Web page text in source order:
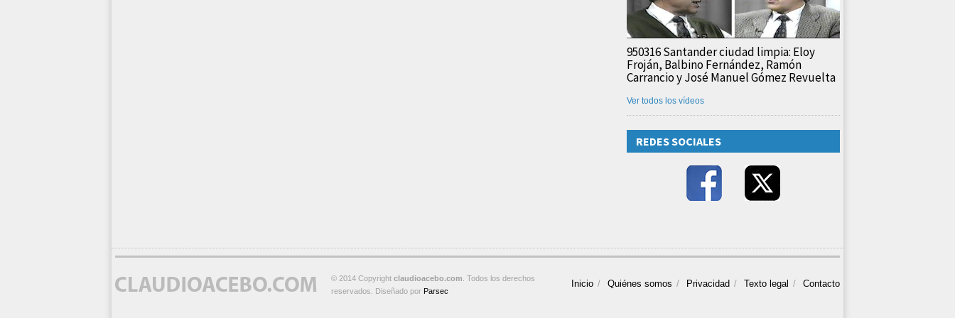
950316 Santander ciudad limpia: Eloy
Froján, Balbino Fernández, Ramón
Carrancio y José Manuel Gómez Revuelta
Ver todos los vídeos
REDES SOCIALES
Inicio Quiénes somos Privacidad Texto legal Contacto
© 2014 Copyright claudioacebo.com . Todos los derechos
reservados. Diseñado por Parsec